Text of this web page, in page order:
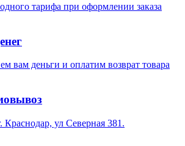
тарифа при оформлении заказа
вам деньги и оплатим возврат товара
ул Северная 381.